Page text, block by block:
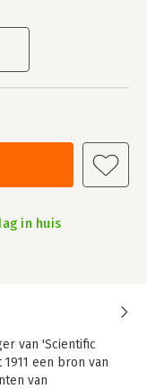
in huis
van 'Scientific
een bron van
van